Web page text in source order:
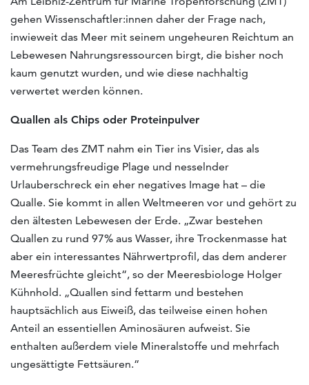
gehen Wissenschaftler:innen daher der Frage nach,
inwieweit das Meer mit seinem ungeheuren Reichtum an
Lebewesen Nahrungsressourcen birgt, die bisher noch
kaum genutzt wurden, und wie diese nachhaltig
verwertet werden können.
Quallen als Chips oder Proteinpulver
Das Team des ZMT nahm ein Tier ins Visier, das als
vermehrungsfreudige Plage und nesselnder
Urlauberschreck ein eher negatives Image hat – die
Qualle. Sie kommt in allen Weltmeeren vor und gehört zu
den ältesten Lebewesen der Erde. „Zwar bestehen
Quallen zu rund 97% aus Wasser, ihre Trockenmasse hat
aber ein interessantes Nährwertprofil, das dem anderer
Meeresfrüchte gleicht“, so der Meeresbiologe Holger
Kühnhold. „Quallen sind fettarm und bestehen
hauptsächlich aus Eiweiß, das teilweise einen hohen
Anteil an essentiellen Aminosäuren aufweist. Sie
enthalten außerdem viele Mineralstoffe und mehrfach
ungesättigte Fettsäuren.“